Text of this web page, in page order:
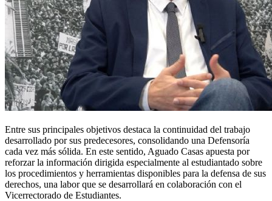
Entre sus principales objetivos destaca la continuidad del trabajo
desarrollado por sus predecesores, consolidando una Defensoría
cada vez más sólida. En este sentido, Aguado Casas apuesta por
reforzar la información dirigida especialmente al estudiantado sobre
los procedimientos y herramientas disponibles para la defensa de sus
derechos, una labor que se desarrollará en colaboración con el
Vicerrectorado de Estudiantes.